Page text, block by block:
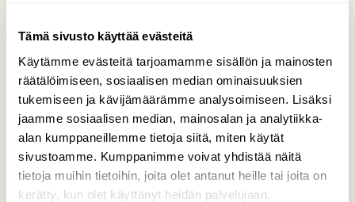
Tämä sivusto käyttää evästeitä
Käytämme evästeitä tarjoamamme sisällön ja mainosten
räätälöimiseen, sosiaalisen median ominaisuuksien
tukemiseen ja kävijämäärämme analysoimiseen. Lisäksi
jaamme sosiaalisen median, mainosalan ja analytiikka-
alan kumppaneillemme tietoja siitä, miten käytät
sivustoamme. Kumppanimme voivat yhdistää näitä
tietoja muihin tietoihin, joita olet antanut heille tai joita on
kerätty, kun olet käyttänyt heidän palvelujaan.
Kyntämätön kaurapelto on
oiva paikka tankata
muuttomatkaa varten!
Iso joukko Joutsenia ruokaili harmaana
aamuna pellolla,joukossa oli piilossa myös
metsähanhi,otti varmaan turvaa